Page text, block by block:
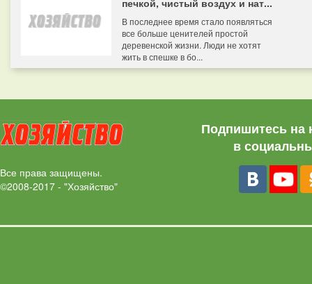
печкой, чистый воздух и нат...
В последнее время стало появляться
все больше ценителей простой
деревенской жизни. Люди не хотят
жить в спешке в бо...
Все права защищены.
©2008-2017 - "Хозяйство"
Подпишитесь на
в